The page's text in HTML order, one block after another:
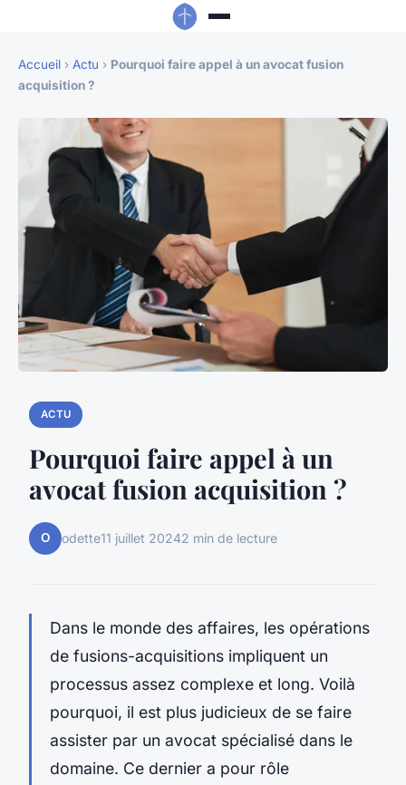
Accueil › Actu › Pourquoi faire appel à un avocat fusion
acquisition ?
ACTU
Pourquoi faire appel à un
avocat fusion acquisition ?
O odette11 juillet 20242 min de lecture
Dans le monde des affaires, les opérations
de fusions-acquisitions impliquent un
processus assez complexe et long. Voilà
pourquoi, il est plus judicieux de se faire
assister par un avocat spécialisé dans le
domaine. Ce dernier a pour rôle